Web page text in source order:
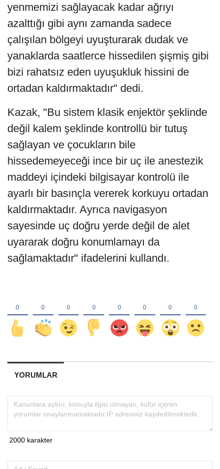
yenmemizi sağlayacak kadar ağrıyı
azalttığı gibi aynı zamanda sadece
çalışılan bölgeyi uyuşturarak dudak ve
yanaklarda saatlerce hissedilen şişmiş gibi
bizi rahatsız eden uyuşukluk hissini de
ortadan kaldırmaktadır" dedi.
Kazak, "Bu sistem klasik enjektör şeklinde
değil kalem şeklinde kontrollü bir tutuş
sağlayan ve çocukların bile
hissedemeyeceği ince bir uç ile anestezik
maddeyi içindeki bilgisayar kontrolü ile
ayarlı bir basınçla vererek korkuyu ortadan
kaldırmaktadır. Ayrıca navigasyon
sayesinde uç doğru yerde değil de alet
uyararak doğru konumlamayı da
sağlamaktadır" ifadelerini kullandı.
YORUMLAR